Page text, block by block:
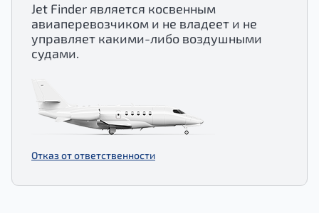
Jet Finder является косвенным
авиаперевозчиком и не владеет и не
управляет какими-либо воздушными
судами.
Отказ от ответственности